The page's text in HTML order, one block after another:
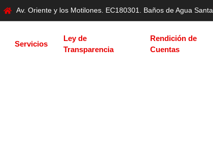
Av. Oriente y los Motilones. EC180301. Baños de Agua Santa
Servicios
Ley de
Transparencia
Rendición de
Cuentas